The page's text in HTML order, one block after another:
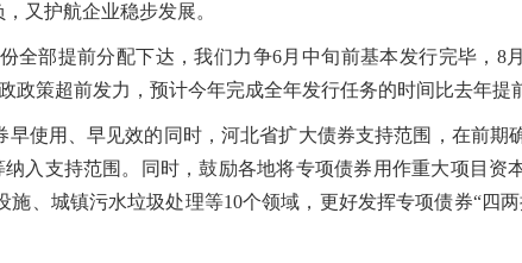
又护航企业稳步发展。
部提前分配下达，我们力争6月中旬前基本发行完毕，8
策超前发力，预计今年完成全年发行任务的时间比去年提
使用、早见效的同时，河北省扩大债券支持范围，在前期
入支持范围。同时，鼓励各地将专项债券用作重大项目资
、城镇污水垃圾处理等10个领域，更好发挥专项债券“四